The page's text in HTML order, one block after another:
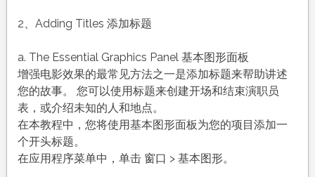
2、Adding Titles 添加标题
a. The Essential Graphics Panel 基本图形面板
增强电影效果的最常见方法之一是添加标题来帮助讲述
您的故事。 您可以使用标题来创建开场和结束演职员
表，或介绍未知的人和地点。
在本教程中，您将使用基本图形面板为您的项目添加一
个开头标题。
在应用程序菜单中，单击 窗口 > 基本图形。